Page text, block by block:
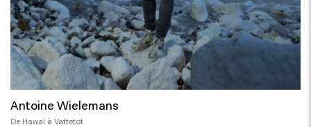
Antoine Wielemans
De Hawaï à Vattetot